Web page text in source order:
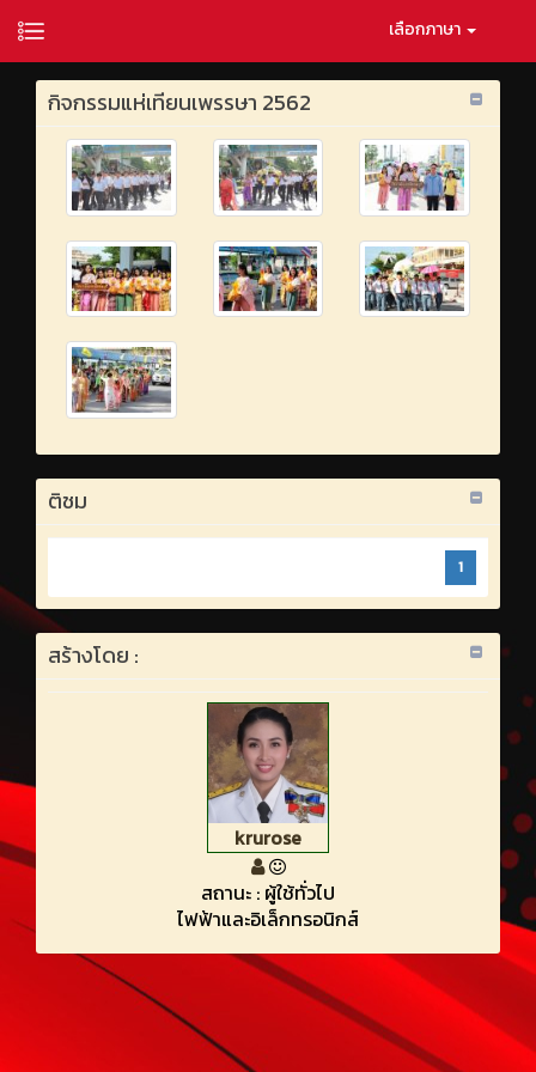
เลือกภาษา
กิจกรรมแห่เทียนเพรรษา 2562
ติชม
1
สร้างโดย :
krurose
สถานะ : ผู้ใช้ทั่วไป
ไฟฟ้าและอิเล็กทรอนิกส์